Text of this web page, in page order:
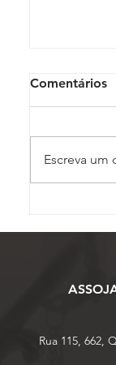
Conojaf
Comentários
Escreva um
Rua 115, 662,